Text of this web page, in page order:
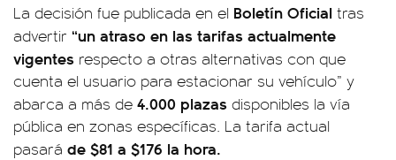
La decisión fue publicada en el Boletín Oficial tras
advertir “un atraso en las tarifas actualmente
vigentes respecto a otras alternativas con que
cuenta el usuario para estacionar su vehículo” y
abarca a más de 4.000 plazas disponibles la vía
pública en zonas específicas. La tarifa actual
pasará de $81 a $176 la hora.